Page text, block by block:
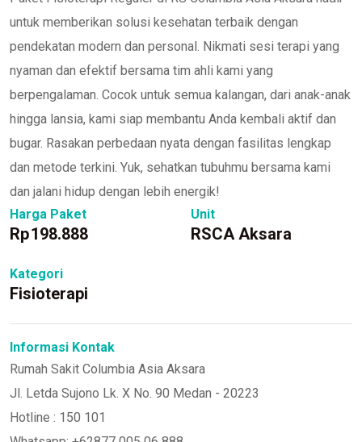
untuk memberikan solusi kesehatan terbaik dengan
pendekatan modern dan personal. Nikmati sesi terapi yang
nyaman dan efektif bersama tim ahli kami yang
berpengalaman. Cocok untuk semua kalangan, dari anak-anak
hingga lansia, kami siap membantu Anda kembali aktif dan
bugar. Rasakan perbedaan nyata dengan fasilitas lengkap
dan metode terkini. Yuk, sehatkan tubuhmu bersama kami
dan jalani hidup dengan lebih energik!
Harga Paket
Rp198.888
Unit
RSCA Aksara
Kategori
Fisioterapi
Informasi Kontak
Rumah Sakit Columbia Asia Aksara
Jl. Letda Sujono Lk. X No. 90 Medan - 20223
Hotline : 150 101